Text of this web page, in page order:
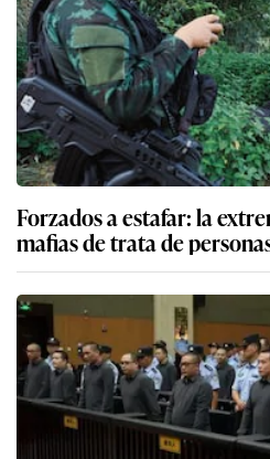
Forzados a estafar: la
mafias de trata de